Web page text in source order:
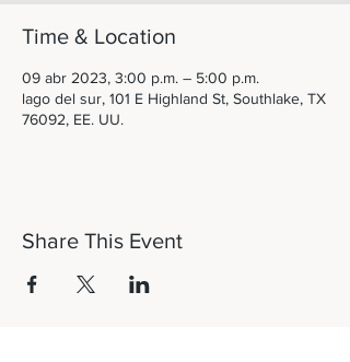
Time & Location
09 abr 2023, 3:00 p.m. – 5:00 p.m.
lago del sur, 101 E Highland St, Southlake, TX
76092, EE. UU.
Share This Event